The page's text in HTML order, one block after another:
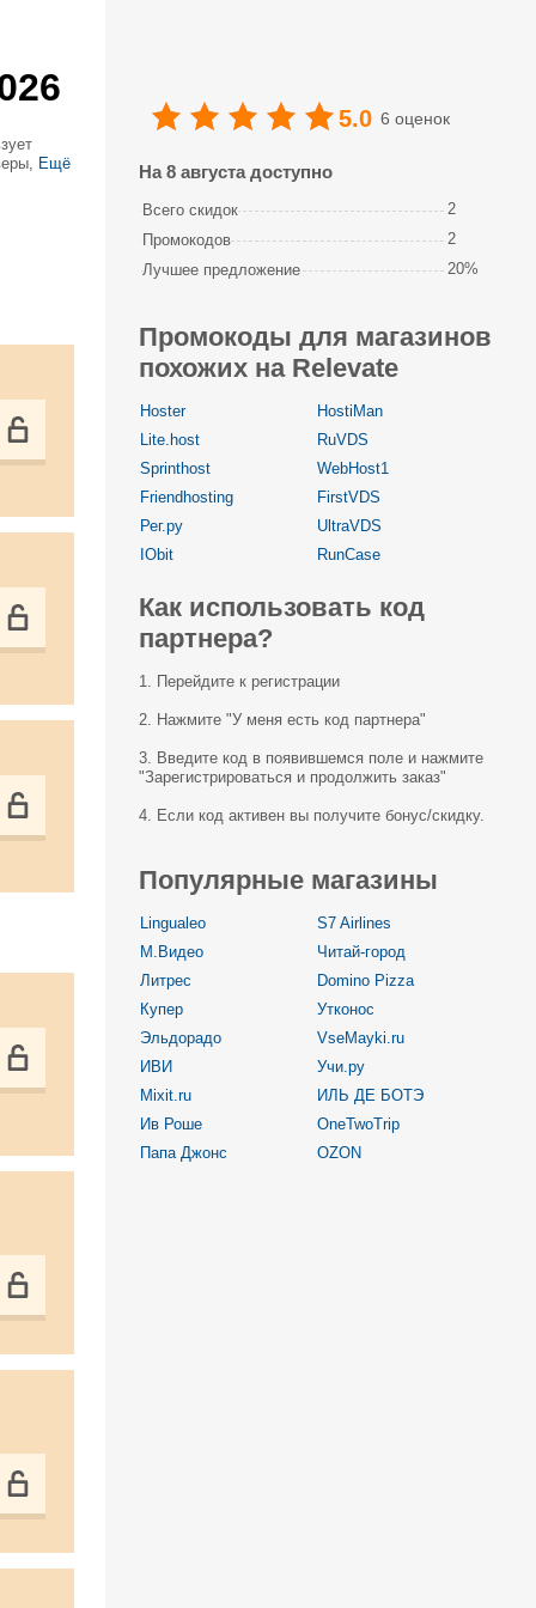
Ещё
5.0 6 оценок
На 8 августа доступно
Всего скидок
2
Промокодов
2
Лучшее предложение
20%
Промокоды для магазинов
похожих на Relevate
Hoster
HostiMan
Lite.host
RuVDS
Sprinthost
WebHost1
Friendhosting
FirstVDS
Рег.ру
UltraVDS
IObit
RunCase
Как использовать код
партнера?
1. Перейдите к регистрации
2. Нажмите "У меня есть код партнера"
3. Введите код в появившемся поле и нажмите
"Зарегистрироваться и продолжить заказ"
4. Если код активен вы получите бонус/скидку.
Популярные магазины
Lingualeo
S7 Airlines
М.Видео
Читай-город
Литрес
Domino Pizza
Купер
Утконос
Эльдорадо
VseMayki.ru
ИВИ
Учи.ру
Mixit.ru
ИЛЬ ДЕ БОТЭ
Ив Роше
OneTwoTrip
Папа Джонс
OZON